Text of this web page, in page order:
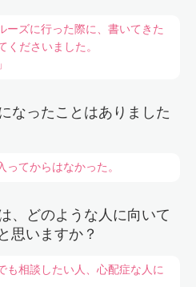
ーズに行った際に、書いてきた
くださいました。
なったことはありました
てからはなかった。
、どのような人に向いて
思いますか？
も相談したい人、心配症な人に